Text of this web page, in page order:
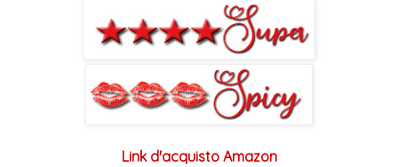
Link d'acquisto Amazon